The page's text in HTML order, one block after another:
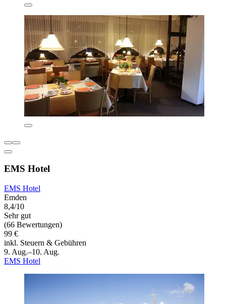
EMS Hotel
EMS Hotel
Emden
8,4/10
Sehr gut
(66 Bewertungen)
99 €
inkl. Steuern & Gebühren
9. Aug.–10. Aug.
EMS Hotel